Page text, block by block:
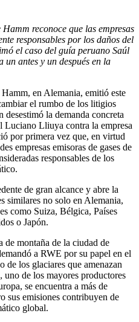
reconoce que las empresas
responsables por los daños del
el caso del guía peruano Saúl
antes y un después en la
en Alemania, emitió este
el rumbo de los litigios
la demanda concreta
Luciano Lliuya contra la empresa
por primera vez que, en virtud
empresas emisoras de gases de
responsables de los
de gran alcance y abre la
similares no solo en Alemania,
como Suiza, Bélgica, Países
o Japón.
montaña de la ciudad de
a RWE por su papel en el
de los glaciares que amenazan
de los mayores productores
se encuentra a más de
sus emisiones contribuyen de
global.